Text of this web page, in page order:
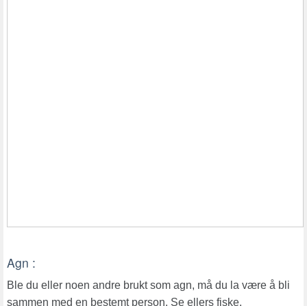
Agn :
Ble du eller noen andre brukt som agn, må du la være å bli
sammen med en bestemt person. Se ellers fiske.